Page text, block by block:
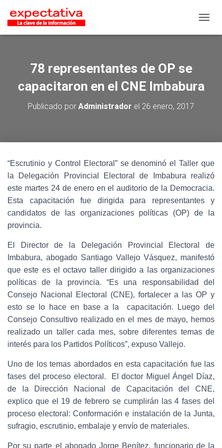
78 representantes de OP se
capacitaron en el CNE Imbabura
Publicado por Administrador el 26 enero, 2017
“Escrutinio y Control Electoral” se denominó el Taller que
la Delegación Provincial Electoral de Imbabura realizó
este martes 24 de enero en el auditorio de la Democracia.
Esta capacitación fue dirigida para representantes y
candidatos de las organizaciones políticas (OP) de la
provincia.
El Director de la Delegación Provincial Electoral de
Imbabura, abogado Santiago Vallejo Vásquez, manifestó
que este es el octavo taller dirigido a las organizaciones
políticas de la provincia. “Es una responsabilidad del
Consejo Nacional Electoral (CNE), fortalecer a las OP y
esto se lo hace en base a la capacitación. Luego del
Consejo Consultivo realizado en el mes de mayo, hemos
realizado un taller cada mes, sobre diferentes temas de
interés para los Partidos Políticos”, expuso Vallejo.
Uno de los temas abordados en esta capacitación fue las
fases del proceso electoral. El doctor Miguel Ángel Díaz,
de la Dirección Nacional de Capacitación del CNE,
explico que el 19 de febrero se cumplirán las 4 fases del
proceso electoral: Conformación e instalación de la Junta,
sufragio, escrutinio, embalaje y envío de materiales.
Por su parte el abogado Jorge Benítez, funcionario de la